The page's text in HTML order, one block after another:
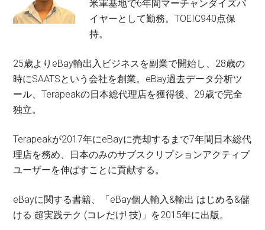
米軍基地で6年間マーチャンダイズバ
イヤーとして勤務。TOEIC940点保
持。
25歳よりeBay輸出入ビジネスを副業で開始し、28歳の
時にSAATSという会社を創業。eBay過去データ分析ツ
ール、Terapeakの日本総代理店を獲得後、29歳で完全
独立。
Terapeakが2017年にeBayに売却するまで7年間日本総代
理店を務め、日本のみのサブスクリプションアクティブ
ユーザーを伸ばすことに貢献する。
eBayに関する書籍、「eBay個人輸入&輸出 はじめる&儲
ける 超実践テク (コレだけ! 技)」を2015年に出版。